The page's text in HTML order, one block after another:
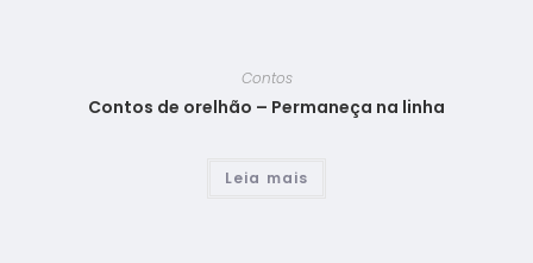
Contos
Contos de orelhão – Permaneça na linha
Leia mais